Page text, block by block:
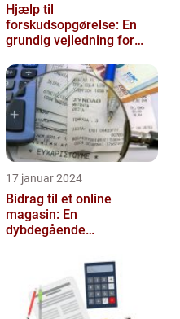
Hjælp til
forskudsopgørelse: En
grundig vejledning for
17 januar 2024
Bidrag til et online
magasin: En
dybdegående
betydningen og
udviklingen over tid